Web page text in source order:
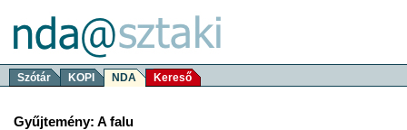
Szótár KOPI NDA Kereső
Gyűjtemény: A falu